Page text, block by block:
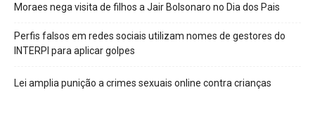
Moraes nega visita de filhos a Jair Bolsonaro no Dia dos Pais
Perfis falsos em redes sociais utilizam nomes de gestores do
INTERPI para aplicar golpes
Lei amplia punição a crimes sexuais online contra crianças